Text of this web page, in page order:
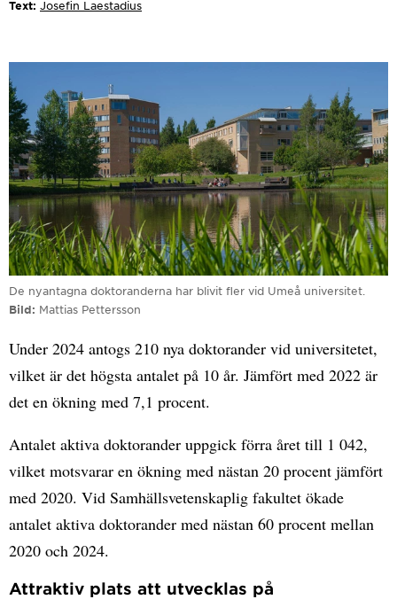
Text: Josefin Laestadius
De nyantagna doktoranderna har blivit fler vid Umeå universitet.
Bild
Mattias Pettersson
Under 2024 antogs 210 nya doktorander vid universitetet,
vilket är det högsta antalet på 10 år. Jämfört med 2022 är
det en ökning med 7,1 procent.
Antalet aktiva doktorander uppgick förra året till 1 042,
vilket motsvarar en ökning med nästan 20 procent jämfört
med 2020. Vid Samhällsvetenskaplig fakultet ökade
antalet aktiva doktorander med nästan 60 procent mellan
2020 och 2024.
Attraktiv plats att utvecklas på